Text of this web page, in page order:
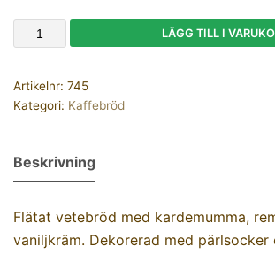
LÄGG TILL I
Artikelnr: 745
Kategori: Kaffebröd
Beskrivning
Flätat vetebröd med kardemumma,
vaniljkräm. Dekorerad med pärlsocker